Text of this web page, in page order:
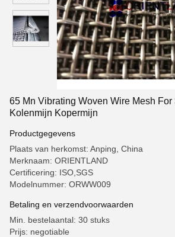
65 Mn Vibrating Woven Wire Mesh For
Kolenmijn Kopermijn
Productgegevens
Plaats van herkomst: Anping, China
Merknaam: ORIENTLAND
Certificering: ISO,SGS
Modelnummer: ORWW009
Betaling en verzendvoorwaarden
Min. bestelaantal: 30 stuks
Prijs: negotiable